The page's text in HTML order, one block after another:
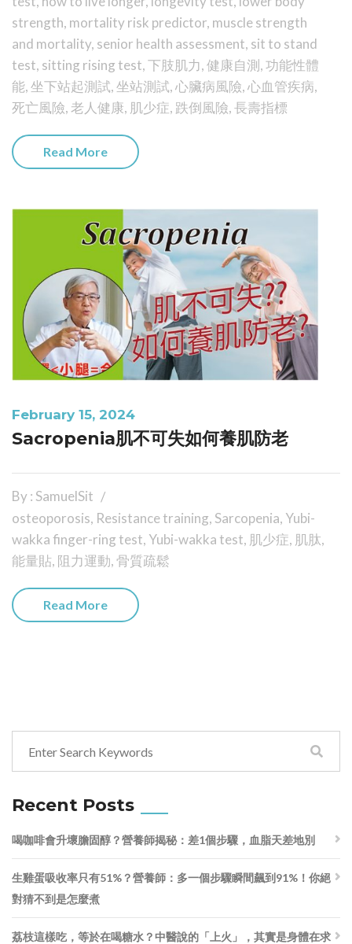
strength, mortality risk predictor, muscle strength
and mortality, senior health assessment, sit to stand
test, sitting rising test,下肢肌力,健康自測,功能性體
能,坐下站起測試,坐站測試,心臟病風險,心血管疾病,
死亡風險,老人健康, 肌少症, 跌倒風險,長壽指標
Read More
February 15, 2024
Sacropenia肌不可失如何養肌防老
By : SamuelSit
osteoporosis, Resistance training, Sarcopenia, Yubi-
wakka finger-ring test, Yubi-wakka test, 肌少症, 肌肽,
能量貼, 阻力運動,骨質疏鬆
Read More
Recent Posts
喝咖啡會升壞膽固醇？營養師揭秘：差1個步驟，血脂天差地別
生雞蛋吸收率只有51%？營養師：多一個步驟瞬間飆到91%！你絕
對猜不到是怎麼煮
荔枝這樣吃，等於在喝糖水？中醫說的「上火」，其實是身體在求